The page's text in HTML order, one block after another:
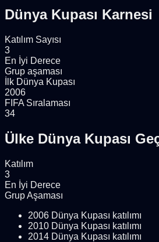
Dünya Kupası Karnesi
Katılım Sayısı
3
En İyi Derece
Grup aşaması
İlk Dünya Kupası
2006
FIFA Sıralaması
34
Ülke Dünya Kupası
Katılım
3
En İyi Derece
Grup Aşaması
2006 Dünya Kupası katılımı
2010 Dünya Kupası katılımı
2014 Dünya Kupası katılımı